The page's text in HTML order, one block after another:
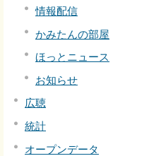
情報配信
かみたんの部屋
ほっとニュース
お知らせ
広聴
統計
オープンデータ